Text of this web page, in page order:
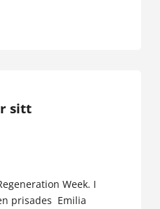
sitt
Week. I
prisades Emilia